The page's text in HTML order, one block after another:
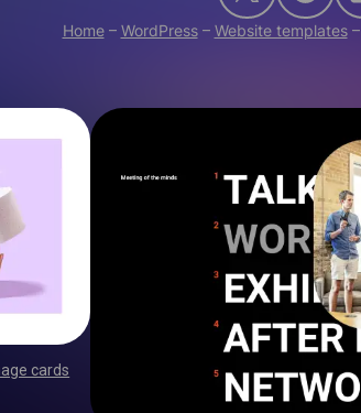
Home– WordPress– Website templates–
cards
,,,,,,,,,,,
,,,,,,,,,,,
,,,,,,,,,,,